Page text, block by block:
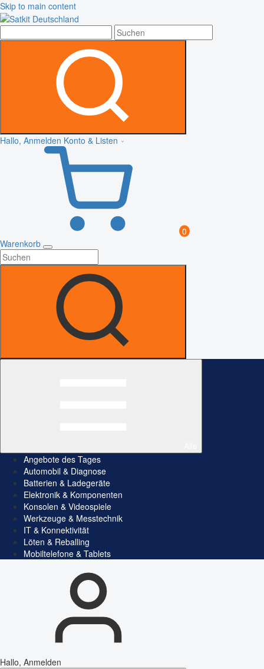
Skip to main content
Hallo, Anmelden Konto & Listen
0
Warenkorb
Angebote des Tages
Automobil & Diagnose
Batterien & Ladegeräte
Elektronik & Komponenten
Konsolen & Videospiele
Werkzeuge & Messtechnik
IT & Konnektivität
Löten & Reballing
Mobiltelefone & Tablets
Hallo, Anmelden